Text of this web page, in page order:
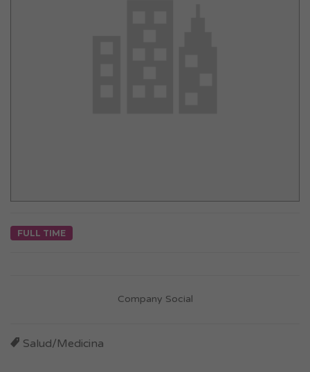
FULL TIME
Company Social
Salud/Medicina